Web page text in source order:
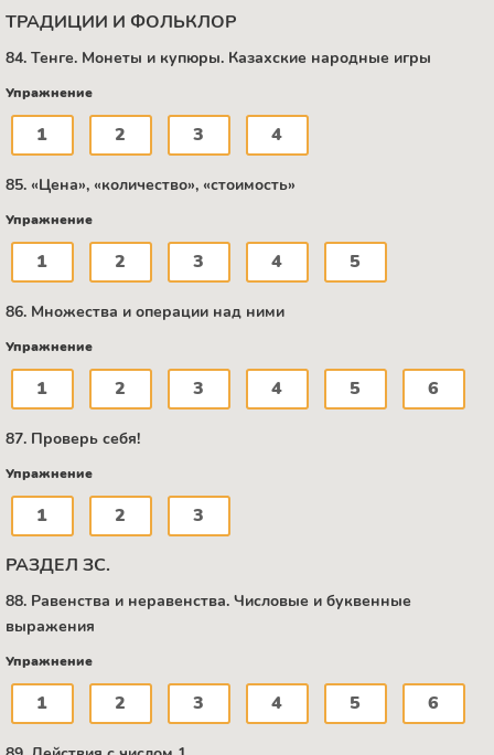
ТРАДИЦИИ И ФОЛЬКЛОР
84. Тенге. Монеты и купюры. Казахские народные игры
Упражнение
1 2 3 4
85. «Цена», «количество», «стоимость»
Упражнение
1 2 3 4 5
86. Множества и операции над ними
Упражнение
1 2 3 4 5 6
87. Проверь себя!
Упражнение
1 2 3
РАЗДЕЛ ЗС.
88. Равенства и неравенства. Числовые и буквенные
выражения
Упражнение
1 2 3 4 5 6